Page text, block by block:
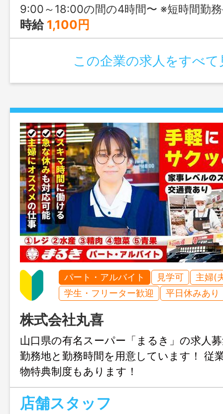
9:00～18:00の間の4時間〜 ※短時間勤務や、10:00〜など
時給 1,100円
この企業の求人をすべて
パート・アルバイト 見学可
主婦(
学生・フリーター歓迎
平日休みあり
株式会社丸喜
山口県の有名スーパー「まるき」の求人
勤務地と勤務時間を用意しています！ 従
物特典制度もあります！
店舗スタッフ